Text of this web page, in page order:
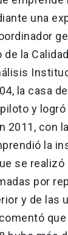
una
la
la casa
y
2011, con
la
se realizó
por
y de las